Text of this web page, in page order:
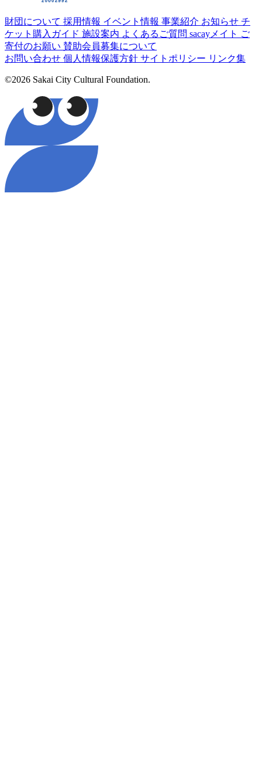
財団について 採用情報 イベント情報 事業紹介 お知らせ チ
ケット購入ガイド 施設案内 よくあるご質問 sacayメイト ご
寄付のお願い 賛助会員募集について
お問い合わせ 個人情報保護方針 サイトポリシー リンク集
©2026 Sakai City Cultural Foundation.